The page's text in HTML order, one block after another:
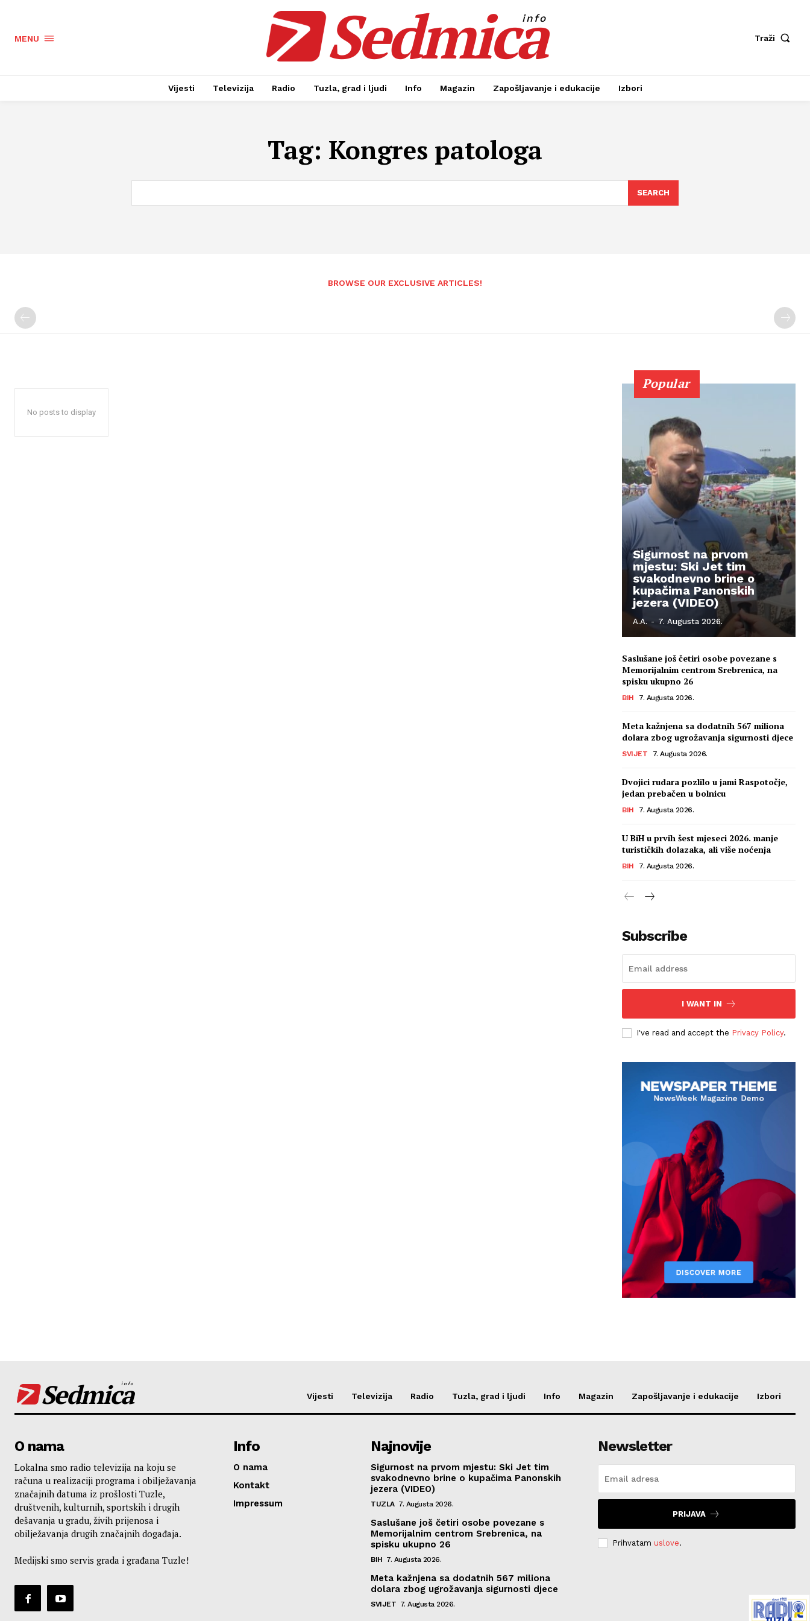
MENU Sedmica
info
Traži
Vijesti Televizija Radio Tuzla, grad i ljudi Info Magazin Zapošljavanje i edukacije Izbori
Tag: Kongres patologa
SEARCH
BROWSE OUR EXCLUSIVE ARTICLES!
No posts to display
Popular
Sigurnost na prvom
mjestu: Ski Jet tim
svakodnevno brine o
kupačima Panonskih
jezera (VIDEO)
A.A. - 7. Augusta 2026.
Saslušane još četiri osobe povezane s
Memorijalnim centrom Srebrenica, na
spisku ukupno 26
BIH 7. Augusta 2026.
Meta kažnjena sa dodatnih 567 miliona
dolara zbog ugrožavanja sigurnosti djece
SVIJET 7. Augusta 2026.
Dvojici rudara pozlilo u jami Raspotočje,
jedan prebačen u bolnicu
BIH 7. Augusta 2026.
U BiH u prvih šest mjeseci 2026. manje
turističkih dolazaka, ali više noćenja
BIH 7. Augusta 2026.
Subscribe
I WANT IN
I've read and accept the Privacy Policy.
Sedmica
info
Vijesti Televizija Radio Tuzla, grad i ljudi Info Magazin Zapošljavanje i edukacije Izbori
O nama
Lokalna smo radio televizija na koju se
računa u realizaciji programa i obilježavanja
značajnih datuma iz prošlosti Tuzle,
društvenih, kulturnih, sportskih i drugih
dešavanja u gradu, živih prijenosa i
obilježavanja drugih značajnih događaja.
Medijski smo servis grada i građana Tuzle!
Info
O nama
Kontakt
Impressum
Najnovije
Sigurnost na prvom mjestu: Ski Jet tim
svakodnevno brine o kupačima Panonskih
jezera (VIDEO)
TUZLA 7. Augusta 2026.
Saslušane još četiri osobe povezane s
Memorijalnim centrom Srebrenica, na
spisku ukupno 26
BIH 7. Augusta 2026.
Meta kažnjena sa dodatnih 567 miliona
dolara zbog ugrožavanja sigurnosti djece
SVIJET 7. Augusta 2026.
Newsletter
PRIJAVA
Prihvatam uslove.